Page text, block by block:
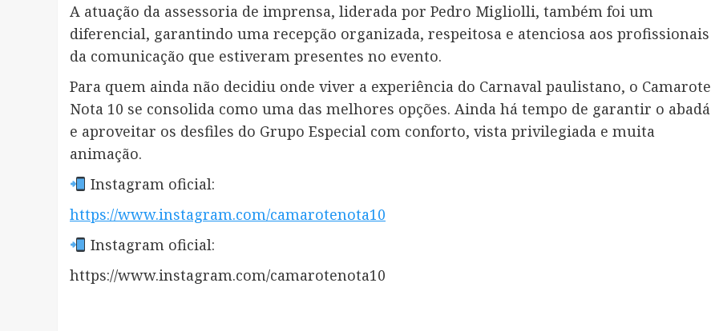
A atuação da assessoria de imprensa, liderada por Pedro Migliolli, também foi um
diferencial, garantindo uma recepção organizada, respeitosa e atenciosa aos profissionais
da comunicação que estiveram presentes no evento.
Para quem ainda não decidiu onde viver a experiência do Carnaval paulistano, o Camarote
Nota 10 se consolida como uma das melhores opções. Ainda há tempo de garantir o abadá
e aproveitar os desfiles do Grupo Especial com conforto, vista privilegiada e muita
animação.
Instagram oficial:
https://www.instagram.com/camarotenota10
Instagram oficial:
https://www.instagram.com/camarotenota10